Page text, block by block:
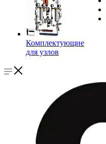
Комплектующие
для узлов